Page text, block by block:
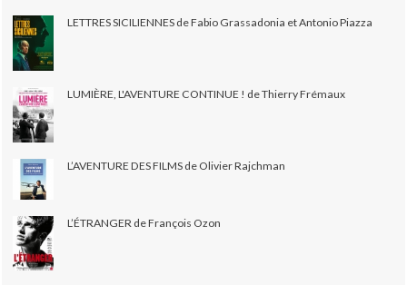
LETTRES SICILIENNES de Fabio Grassadonia et Antonio Piazza
LUMIÈRE, L'AVENTURE CONTINUE ! de Thierry Frémaux
L’AVENTURE DES FILMS de Olivier Rajchman
L’ÉTRANGER de François Ozon